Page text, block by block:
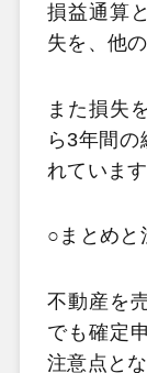
損益通算
失を、他
また損失
ら3年間の
れています
○まとめと
不動産を
でも確定
注意点とな